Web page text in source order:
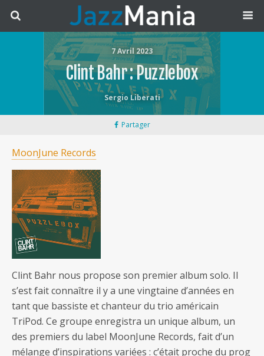
7 Avril 2023
Clint Bahr : Puzzlebox
Sergio Liberati
Partager
MoonJune Records
Clint Bahr nous propose son premier album solo. Il
s’est fait connaître il y a une vingtaine d’années en
tant que bassiste et chanteur du trio américain
TriPod. Ce groupe enregistra un unique album, un
des premiers du label MoonJune Records, fait d’un
mélange d’inspirations variées : c’était proche du prog